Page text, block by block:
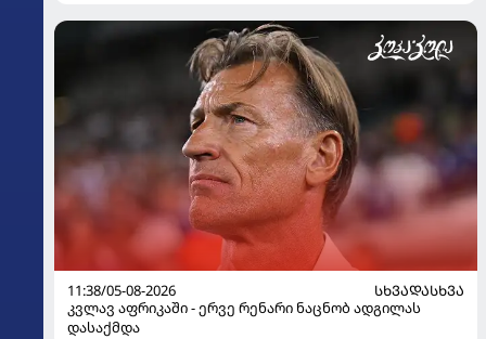
11:38/05-08-2026
ᲡᲮᲕᲐᲓᲐᲡᲮᲕᲐ
კვლავ აფრიკაში - ერვე რენარი ნაცნობ ადგილას
დასაქმდა